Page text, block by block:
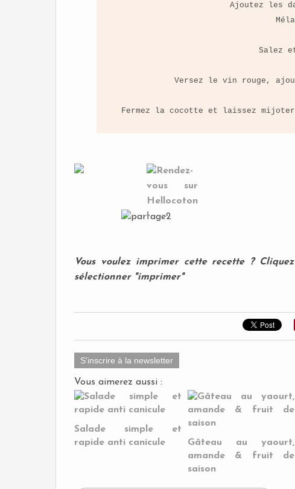
Ajoutez les
Salez
Versez le vin rouge,
Fermez la cocotte et laissez mijoter
Vous voulez imprimer cette recette ? Cliquez
sélectionner "imprimer"
S'inscrire à la newsletter
Vous aimerez aussi :
Salade simple et
rapide anti canicule
Gâteau au yaourt,
amande & fruit de
saison